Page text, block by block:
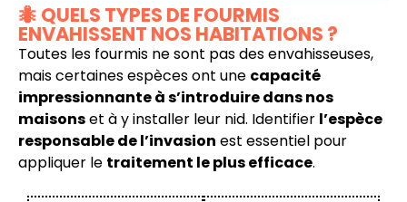
🐜 QUELS TYPES DE FOURMIS
ENVAHISSENT NOS HABITATIONS ?
Toutes les fourmis ne sont pas des envahisseuses,
mais certaines espèces ont une capacité
impressionnante à s’introduire dans nos
maisonset à y installer leur nid. Identifier l’espèce
responsable de l’invasion est essentiel pour
appliquer le traitement le plus efficace.